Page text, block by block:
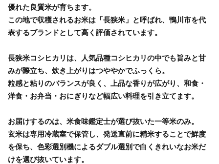
優れた良質米が育ちます。
この地で収穫されるお米は「長狭米」と呼ばれ、鴨川市を代
表するブランドとして高く評価されています。
長狭米コシヒカリは、人気品種コシヒカリの中でも旨みと甘
みが際立ち、炊き上がりはつややかでふっくら。
粒感と粘りのバランスが良く、上品な香りが広がり、和食・
洋食・お弁当・おにぎりなど幅広い料理を引き立てます。
お届けするのは、米食味鑑定士が選び抜いた一等米のみ。
玄米は専用冷蔵室で保管し、発送直前に精米することで鮮度
を保ち、色彩選別機によるダブル選別で白くきれいなお米だ
けを選び抜いています。